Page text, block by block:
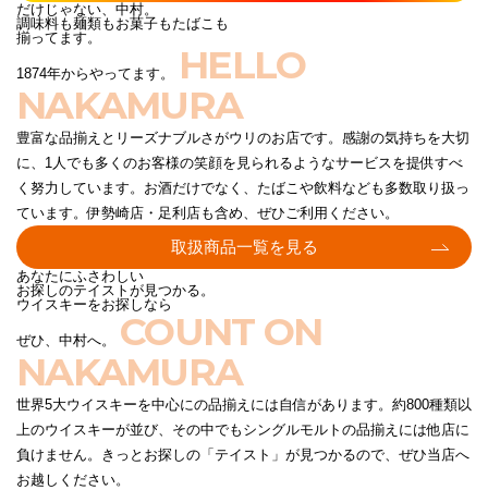
だけじゃない、中村。
調味料も麺類もお菓子もたばこも
揃ってます。
1874年からやってます。
HELLO
NAKAMURA
豊富な品揃えとリーズナブルさがウリのお店です。感謝の気持ちを大切
に、1人でも多くのお客様の笑顔を見られるようなサービスを提供すべ
く努力しています。お酒だけでなく、たばこや飲料なども多数取り扱っ
ています。伊勢崎店・足利店も含め、ぜひご利用ください。
取扱商品一覧を見る
あなたにふさわしい
お探しのテイストが見つかる。
ウイスキーをお探しなら
ぜひ、中村へ。 COUNT ON
NAKAMURA
世界5大ウイスキーを中心にの品揃えには自信があります。約800種類以
上のウイスキーが並び、その中でもシングルモルトの品揃えには他店に
負けません。きっとお探しの「テイスト」が見つかるので、ぜひ当店へ
お越しください。